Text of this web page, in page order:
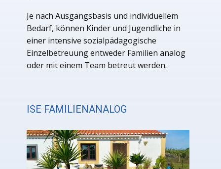
Je nach Ausgangsbasis und individuellem
Bedarf, können Kinder und Jugendliche in
einer intensive sozialpädagogische
Einzelbetreuung entweder Familien analog
oder mit einem Team betreut werden.
ISE FAMILIENANALOG